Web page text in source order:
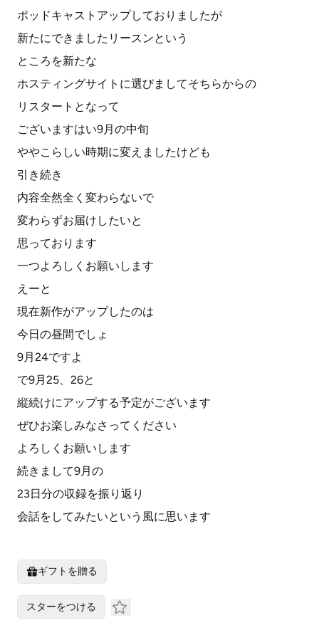
ポッドキャストアップしておりましたが
新たにできましたリースンという
ところを新たな
ホスティングサイトに選びましてそちらからの
リスタートとなって
ございますはい9月の中旬
ややこらしい時期に変えましたけども
引き続き
内容全然全く変わらないで
変わらずお届けしたいと
思っております
一つよろしくお願いします
えーと
現在新作がアップしたのは
今日の昼間でしょ
9月24ですよ
で9月25、26と
縦続けにアップする予定がございます
ぜひお楽しみなさってください
よろしくお願いします
続きまして9月の
23日分の収録を振り返り
会話をしてみたいという風に思います
ギフトを贈る
スターをつける